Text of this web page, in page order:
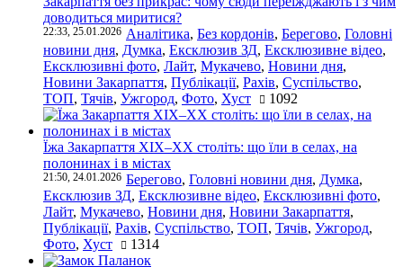
доводиться миритися?
22:33, 25.01.2026 Аналітика, Без кордонів, Берегово, Головні
новини дня, Думка, Ексклюзив ЗД, Ексклюзивне відео,
Ексклюзивні фото, Лайт, Мукачево, Новини дня,
Новини Закарпаття, Публікації, Рахів, Суспільство,
ТОП, Тячів, Ужгород, Фото, Хуст 1092
Їжа Закарпаття ХІХ–ХХ століть: що їли в селах, на
полонинах і в містах
21:50, 24.01.2026 Берегово, Головні новини дня, Думка,
Ексклюзив ЗД, Ексклюзивне відео, Ексклюзивні фото,
Лайт, Мукачево, Новини дня, Новини Закарпаття,
Публікації, Рахів, Суспільство, ТОП, Тячів, Ужгород,
Фото, Хуст 1314